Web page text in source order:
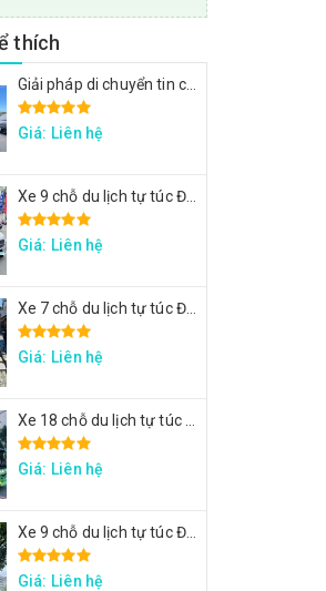
thích
Giá: Liên hệ
Giá: Liên hệ
Giá: Liên hệ
Giá: Liên hệ
Giá: Liên hệ